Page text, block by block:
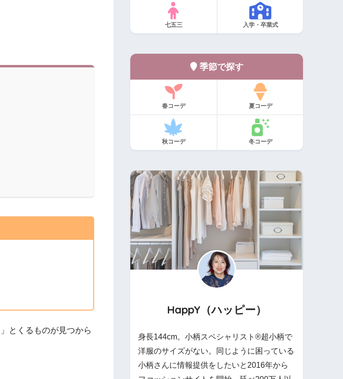
」とくるものが見つから
七五三 入学・卒業式
季節で探す
春コーデ 夏コーデ
秋コーデ 冬コーデ
HappY（ハッピー）
身長144cm。小柄スペシャリスト®︎超小柄で
洋服のサイズがない。同じように困っている
小柄さんに情報提供をしたいと2016年から